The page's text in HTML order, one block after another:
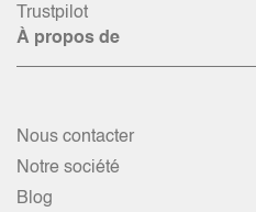
Trustpilot
À propos de
Nous contacter
Notre société
Blog